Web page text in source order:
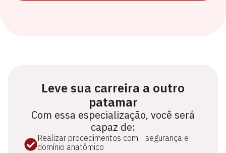
Leve sua carreira a outro
patamar
Com essa especialização, você será
capaz de:
Realizar procedimentos com segurança e
domínio anatômico